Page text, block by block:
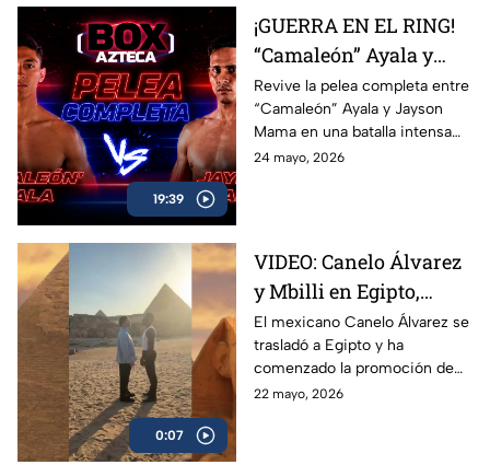
Box Azteca.
19:39
¡GUERRA EN EL RING!
“Camaleón” Ayala y
Jayson Mama se
dieron con todo
Revive la pelea completa entre
“Camaleón” Ayala y Jayson
Mama en una batalla intensa
llena de golpes, emoción y
24 mayo, 2026
0:07
VIDEO: Canelo Álvarez
y Mbilli en Egipto,
tienen primer cara a
cara
El mexicano Canelo Álvarez se
trasladó a Egipto y ha
comenzado la promoción de
su combate ante el francés
22 mayo, 2026